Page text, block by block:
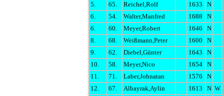
5.
65. Reichel,Rolf 1633 N
6.
54. Walter,Manfred 1688 N
6.
60. Meyer,Robert 1646 N
8.
68. Weißmann,Peter 1600 N
9.
62. Diebel,Günter 1643 N
10.
58. Meyer,Nico 1654 N
11.
71. Laber,Johnatan 1576 N
12.
67. Albayrak,Aylin 1613 N W